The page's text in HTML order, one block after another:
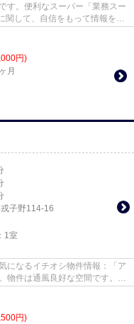
す。便利なスーパー「業務スー
関して、自信をもって情報を提
円)
月
子野114-16
1室
になるイチオシ物件情報：「ア
件は通風良好な空間です。
円)